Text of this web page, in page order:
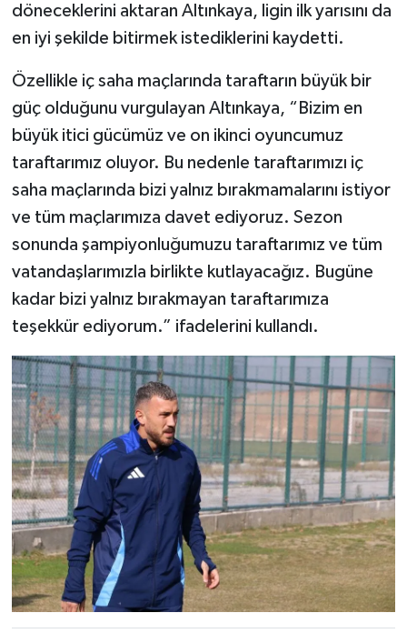
döneceklerini aktaran Altınkaya, ligin ilk yarısını da
en iyi şekilde bitirmek istediklerini kaydetti.
Özellikle iç saha maçlarında taraftarın büyük bir
güç olduğunu vurgulayan Altınkaya, “Bizim en
büyük itici gücümüz ve on ikinci oyuncumuz
taraftarımız oluyor. Bu nedenle taraftarımızı iç
saha maçlarında bizi yalnız bırakmamalarını istiyor
ve tüm maçlarımıza davet ediyoruz. Sezon
sonunda şampiyonluğumuzu taraftarımız ve tüm
vatandaşlarımızla birlikte kutlayacağız. Bugüne
kadar bizi yalnız bırakmayan taraftarımıza
teşekkür ediyorum.” ifadelerini kullandı.​​​​​​​​​​​​​​